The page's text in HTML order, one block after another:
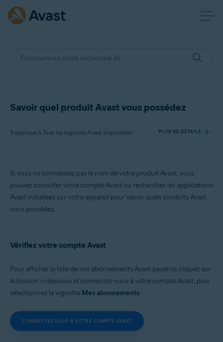
Savoir quel produit Avast vous possédez
S’applique à Tous les logiciels Avast disponibles PLUS DE DÉTAILS
Tous les logiciels Avast disponibles
Si vous ne connaissez pas le nom de votre produit Avast, vous
pouvez consulter votre compte Avast ou rechercher les applications
Avast installées sur votre appareil pour savoir quels produits Avast
vous possédez.
Vérifiez votre compte Avast
Pour afficher la liste de vos abonnements Avast payants, cliquez sur
le bouton ci-dessous et connectez-vous à votre compte Avast, puis
sélectionnez la vignette Mes abonnements.
CONNECTEZ-VOUS À VOTRE COMPTE AVAST